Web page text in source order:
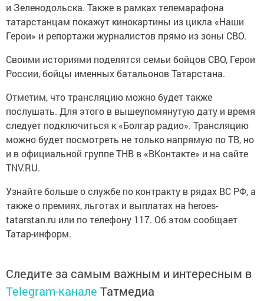
и Зеленодольска. Также в рамках телемарафона
татарстанцам покажут кинокартины из цикла «Наши
Герои» и репортажи журналистов прямо из зоны СВО.
Своими историями поделятся семьи бойцов СВО, Герои
России, бойцы именных батальонов Татарстана.
Отметим, что трансляцию можно будет также
послушать. Для этого в вышеупомянутую дату и время
следует подключиться к «Болгар радио». Трансляцию
можно будет посмотреть не только напрямую по ТВ, но
и в официальной группе ТНВ в «ВКонтакте» и на сайте
TNV.RU.
Узнайте больше о службе по контракту в рядах ВС РФ, а
также о премиях, льготах и выплатах на heroes-
tatarstan.ru или по телефону 117. Об этом сообщает
Татар-информ.
Следите за самым важным и интересным в
Telegram-канале Татмедиа